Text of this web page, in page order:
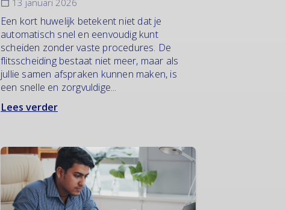
Een kort huwelijk betekent niet dat je
automatisch snel en eenvoudig kunt
scheiden zonder vaste procedures. De
flitsscheiding bestaat niet meer, maar als
jullie samen afspraken kunnen maken, is
een snelle en zorgvuldige...
Lees verder